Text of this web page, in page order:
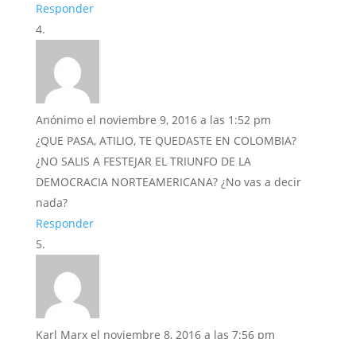
Responder
Anónimo el noviembre 9, 2016 a las 1:52 pm
¿QUE PASA, ATILIO, TE QUEDASTE EN COLOMBIA?
¿NO SALIS A FESTEJAR EL TRIUNFO DE LA
DEMOCRACIA NORTEAMERICANA? ¿No vas a decir
nada?
Responder
Karl Marx el noviembre 8, 2016 a las 7:56 pm